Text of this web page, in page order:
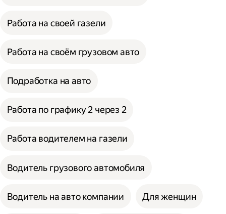
Работа на своей газели
Работа на своём грузовом авто
Подработка на авто
Работа по графику 2 через 2
Работа водителем на газели
Водитель грузового автомобиля
Водитель на авто компании Для женщин